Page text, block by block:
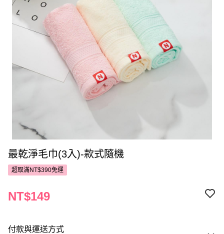
最乾淨毛巾(3入)-款式隨機
超取滿NT$390免運
NT$149
付款與運送方式